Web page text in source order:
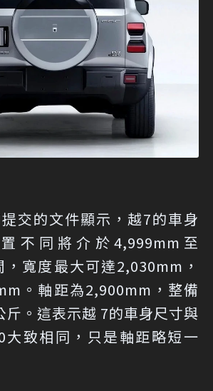
交的文件顯示，越7的車身
不同將介於4,999mm至
寬度最大可達2,030mm，
。軸距為2,900mm，整備
。這表示越 7的車身尺寸與
大致相同，只是軸距略短一